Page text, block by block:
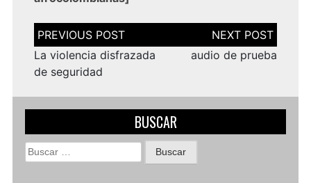
Navegación
de
entradas
La violencia disfrazada
de seguridad
audio de prueba
BUSCAR
Buscar: